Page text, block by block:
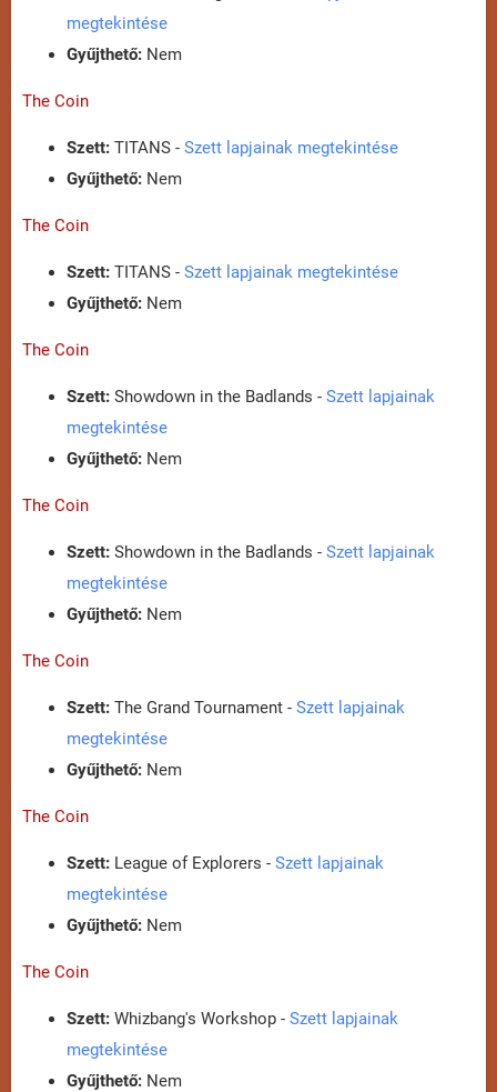
megtekintése
Gyűjthető: Nem
The Coin
Szett: TITANS - Szett lapjainak megtekintése
Gyűjthető: Nem
The Coin
Szett: TITANS - Szett lapjainak megtekintése
Gyűjthető: Nem
The Coin
Szett: Showdown in the Badlands - Szett lapjainak
megtekintése
Gyűjthető: Nem
The Coin
Szett: Showdown in the Badlands - Szett lapjainak
megtekintése
Gyűjthető: Nem
The Coin
Szett: The Grand Tournament - Szett lapjainak
megtekintése
Gyűjthető: Nem
The Coin
Szett: League of Explorers - Szett lapjainak
megtekintése
Gyűjthető: Nem
The Coin
Szett: Whizbang's Workshop - Szett lapjainak
megtekintése
Gyűjthető: Nem